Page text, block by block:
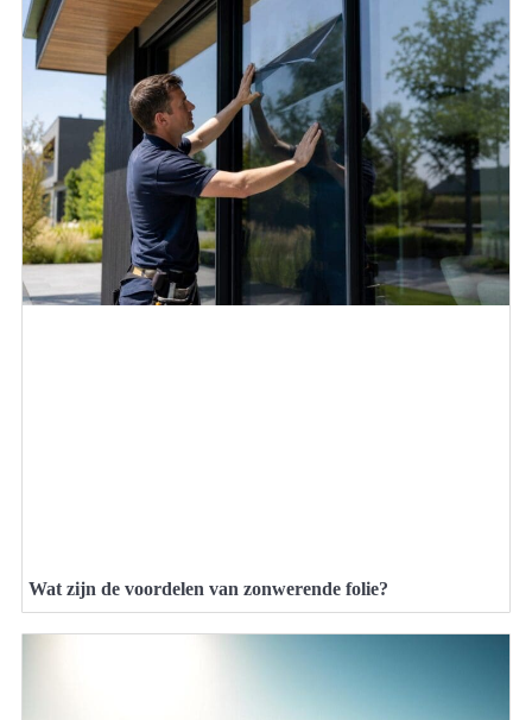
Wat zijn de voordelen van zonwerende folie?